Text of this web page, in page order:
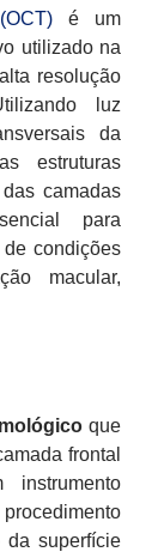
é um
utilizado na
resolução
luz
da
estruturas
camadas
para
condições
macular,
que
frontal
da superfície